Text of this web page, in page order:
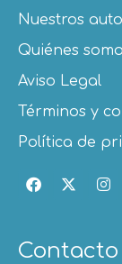
Nuestros
Quiénes
Aviso Legal
Términos y
Política de
Contacto